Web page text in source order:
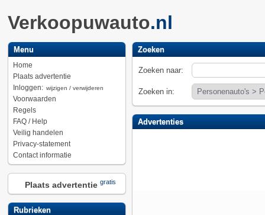
Verkoopuwauto.nl
Menu
Home
Plaats advertentie
Inloggen: wijzigen / verwijderen
Voorwaarden
Regels
FAQ / Help
Veilig handelen
Privacy-statement
Contact informatie
Plaats advertentie gratis
Rubrieken
Zoeken
Zoeken naar:
Zoeken in:
Advertenties